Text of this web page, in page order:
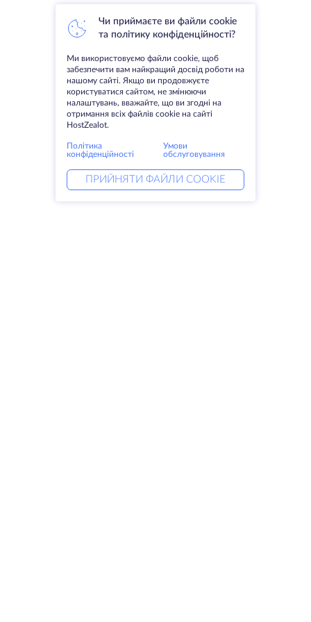
Чи приймаєте ви файли cookie
та політику конфіденційності?
Ми використовуємо файли cookie, щоб
забезпечити вам найкращий досвід роботи на
нашому сайті. Якщо ви продовжуєте
користуватися сайтом, не змінюючи
налаштувань, вважайте, що ви згодні на
отримання всіх файлів cookie на сайті
HostZealot.
Політика
конфіденційності
Умови
обслуговування
ПРИЙНЯТИ ФАЙЛИ COOKIE